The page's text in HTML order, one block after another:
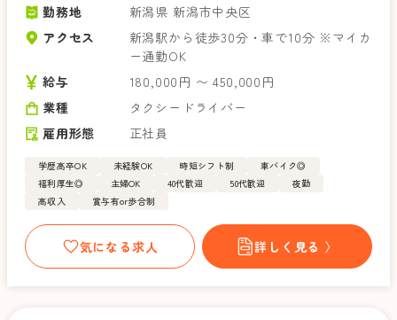
勤務地
新潟県 新潟市中央区
アクセス
新潟駅から徒歩30分・車で10分 ※マイカ
ー通勤OK
給与
180,000円 〜 450,000円
業種
タクシードライバー
雇用形態
正社員
学歴高卒OK 未経験OK 時短シフト制
車バイク◎
福利厚生◎
主婦OK 40代歓迎 50代歓迎
夜勤
高収入
賞与有or歩合制
気になる求人 詳しく見る 〉